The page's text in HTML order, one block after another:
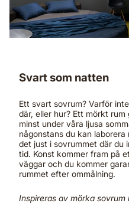
Svart som natten
Ett svart sovrum? Varför
där, eller hur? Ett mörkt
minst under våra ljusa
någonstans du kan
det just i sovrummet där du
tid. Konst kommer fram på
väggar och du kommer
rummet efter ommålning.
Inspireras av mörka